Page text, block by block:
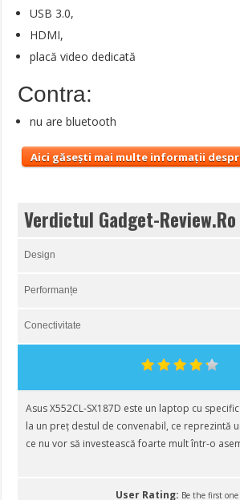
USB 3.0,
HDMI,
placă video dedicată
Contra:
nu are bluetooth
Aici găsești mai multe informații
Verdictul Gadget-Review.Ro
Design
Performanțe
Conectivitate
Asus X552CL-SX187D este un laptop cu
la un preț destul de convenabil, ce reprezintă
ce nu vor să investească foarte mult într-o
User Rating: Be the first one